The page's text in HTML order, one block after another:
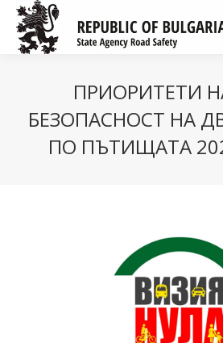
ПРИОРИТЕТИ
БЕЗОПАСНОСТ НА
ПО ПЪТИЩАТА